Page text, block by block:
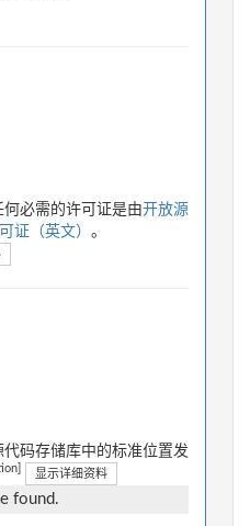
必需的许可证是由开放源
证（英文） 。
码存储库中的标准位置发
显示详细资料
found.